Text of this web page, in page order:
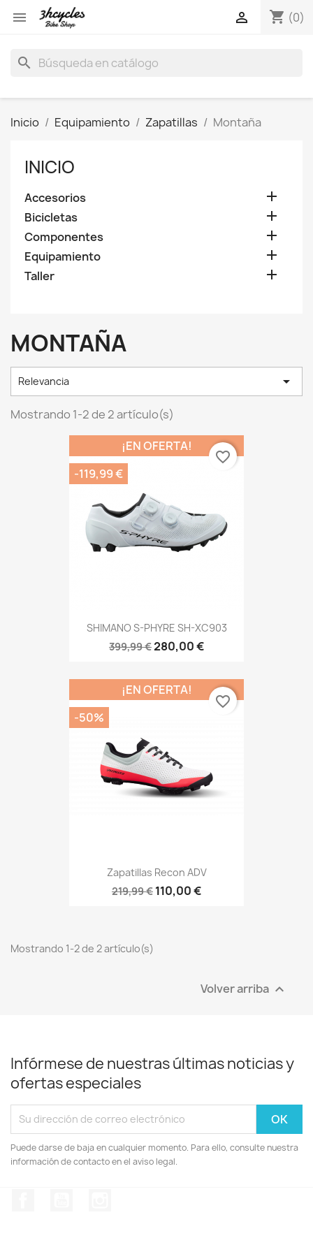
 shopping_cart (0)

search
Inicio Equipamiento Zapatillas Montaña
INICIO
Accesorios 
Bicicletas 
Componentes 
Equipamiento 
Taller 
MONTAÑA
Relevancia 
Mostrando 1-2 de 2 artículo(s)
SHIMANO S-PHYRE SH-XC903
399,99 €280,00 €
¡EN OFERTA!
-119,99 €
favorite_border
Zapatillas Recon ADV
219,99 € 110,00 €
¡EN OFERTA!
-50%
favorite_border
Mostrando 1-2 de 2 artículo(s)
Volver arriba 
Infórmese de nuestras últimas noticias y
ofertas especiales
Puede darse de baja en cualquier momento. Para ello, consulte nuestra
información de contacto en el aviso legal.